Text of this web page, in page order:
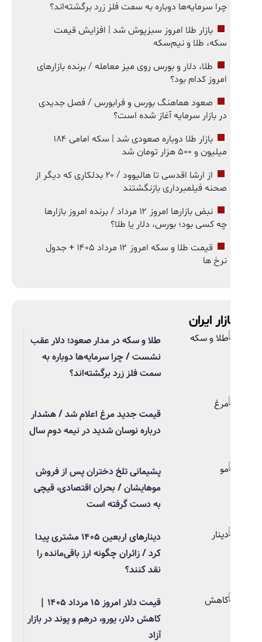
چرا سرمایه‌ها دوباره به سمت فلز زرد برگشته‌اند؟
بازار طلا امروز سبزپوش شد | افزایش قیمت
سکه، طلا و نیم‌سکه
طلا، دلار و بورس روی میز معامله / برنده بازارهای
امروز کدام بود؟
صعود هماهنگ بورس و فرابورس / فصل جدیدی
در بازار سرمایه آغاز شده است؟
بازار طلا دوباره صعودی شد | سکه امامی ۱۸۴
میلیون و ۵۰۰ هزار تومان شد
از ارشا اقدسی تا هالیوود / ۲۰ بدلکاری که دیگر از
صحنه فیلمبرداری بازنگشتند
نبض بازارها امروز ۱۲ مرداد / برنده امروز بازارها
چه کسی بود؛ بورس، دلار یا طلا؟
قیمت طلا و سکه امروز ۱۲ مرداد ۱۴۰۵ + جدول
ایران
طلا و سکه در مدار صعود؛ دلار عقب
نشست / چرا سرمایه‌ها دوباره به
سمت فلز زرد برگشته‌اند؟
قیمت جدید مرغ اعلام شد / هشدار
درباره نوسان شدید در نیمه دوم سال
پشیمانی تلخ دختران پس از فروش
موهایشان / بحران اقتصادی، قیچی
به دست گرفته است
دینارهای اربعین ۱۴۰۵ مشتری پیدا
کرد / زائران چگونه ارز باقی‌مانده را
نقد کنند؟
قیمت دلار امروز ۱۵ مرداد ۱۴۰۵ |
کاهش دلار، یورو، درهم و پوند در بازار